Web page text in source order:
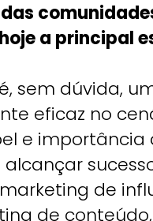
a principal
sem dúvida,
eficaz no
e importância
de
de conteúdo,